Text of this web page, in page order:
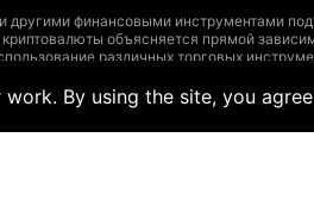
другими финансовыми инструментами
объясняется прямой
различных торговых
основываться на четырех
риска. Дополнительно
и содержать неточности, а
By using the site, you